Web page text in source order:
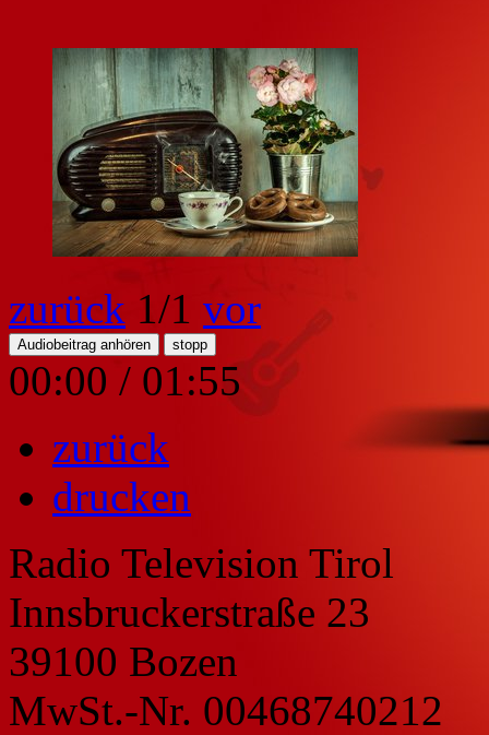
zurück 1/1 vor
Audiobeitrag anhören stopp
00:00 / 01:55
zurück
drucken
Radio Television Tirol
Innsbruckerstraße 23
39100 Bozen
MwSt.-Nr. 00468740212